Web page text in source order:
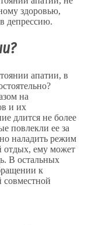
здоровью,
депрессию.
апатии, в
на
и их
длится не более
повлекли ее за
наладить режим
отдых, ему может
В остальных
к
совместной